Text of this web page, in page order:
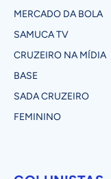
MERCADO DA BOLA
SAMUCA TV
CRUZEIRO NA MÍDIA
BASE
SADA CRUZEIRO
FEMININO